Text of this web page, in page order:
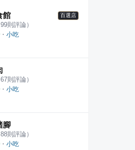
館 百選店
99則評論）
・ 小吃
67則評論）
・ 小吃
腳
88則評論）
・ 小吃